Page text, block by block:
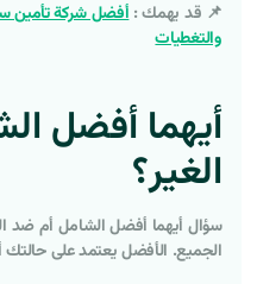
📌 قد يهمك :أفضل شركة تأمين
والتغطيات
أيهما أفضل
الغير؟
سؤال أيهما أفضل الشامل أم ضد
الجميع. الأفضل يعتمد على حالتك